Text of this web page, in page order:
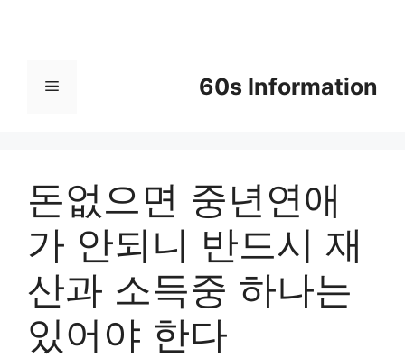
60s Information
메
돈없으면 중년연애
가 안되니 반드시 재
산과 소득중 하나는
있어야 한다